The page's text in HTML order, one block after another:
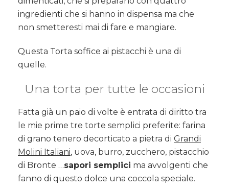
ingredienti che si hanno in dispensa ma che
non smetteresti mai di fare e mangiare.
Questa Torta soffice ai pistacchi è una di
quelle.
Una torta per tutte le occasioni
Fatta già un paio di volte è entrata di diritto tra
le mie prime tre torte semplici preferite: farina
di grano tenero decorticato a pietra di Grandi
Molini Italiani, uova, burro, zucchero, pistacchio
di Bronte …sapori semplici ma avvolgenti che
fanno di questo dolce una coccola speciale.